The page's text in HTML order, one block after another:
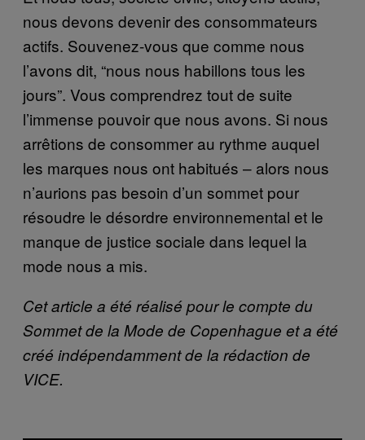
nous devons devenir des consommateurs
actifs. Souvenez-vous que comme nous
l’avons dit, “nous nous habillons tous les
jours”. Vous comprendrez tout de suite
l’immense pouvoir que nous avons. Si nous
arrêtions de consommer au rythme auquel
les marques nous ont habitués – alors nous
n’aurions pas besoin d’un sommet pour
résoudre le désordre environnemental et le
manque de justice sociale dans lequel la
mode nous a mis.
Cet article a été réalisé pour le compte du
Sommet de la Mode de Copenhague et a été
créé indépendamment de la rédaction de
VICE.